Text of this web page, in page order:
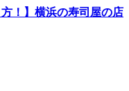
方！】横浜の寿司屋の店